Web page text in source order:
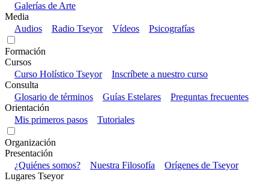
Galerías de Arte
Media
Audios
Radio Tseyor Vídeos Psicografías
Formación
Cursos
Curso Holístico Tseyor
Inscríbete a nuestro curso
Consulta
Glosario de términos
Guías Estelares
Preguntas frecuentes
Orientación
Mis primeros pasos
Tutoriales
Organización
Presentación
¿Quiénes somos?
Nuestra Filosofía
Orígenes de Tseyor
Lugares Tseyor